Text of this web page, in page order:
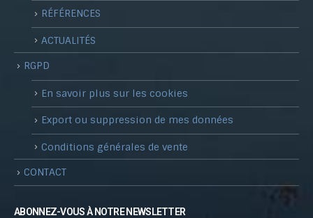
RÉFÉRENCES
ACTUALITÉS
RGPD
En savoir plus sur les cookies
Export ou suppression de mes données
Conditions générales de vente
CONTACT
ABONNEZ-VOUS À NOTRE NEWSLETTER